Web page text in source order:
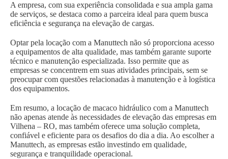
A empresa, com sua experiência consolidada e sua ampla gama
de serviços, se destaca como a parceira ideal para quem busca
eficiência e segurança na elevação de cargas.
Optar pela locação com a Manuttech não só proporciona acesso
a equipamentos de alta qualidade, mas também garante suporte
técnico e manutenção especializada. Isso permite que as
empresas se concentrem em suas atividades principais, sem se
preocupar com questões relacionadas à manutenção e à logística
dos equipamentos.
Em resumo, a locação de macaco hidráulico com a Manuttech
não apenas atende às necessidades de elevação das empresas em
Vilhena – RO, mas também oferece uma solução completa,
confiável e eficiente para os desafios do dia a dia. Ao escolher a
Manuttech, as empresas estão investindo em qualidade,
segurança e tranquilidade operacional.